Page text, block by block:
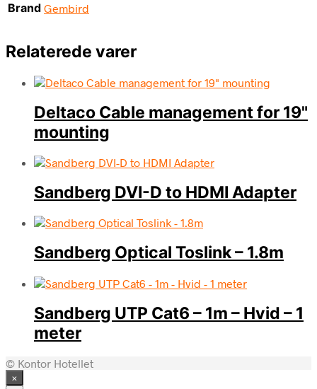
Brand Gembird
Relaterede varer
Deltaco Cable management for 19"
mounting
Sandberg DVI-D to HDMI Adapter
Sandberg Optical Toslink – 1.8m
Sandberg UTP Cat6 – 1m – Hvid – 1
meter
© Kontor Hotellet
×